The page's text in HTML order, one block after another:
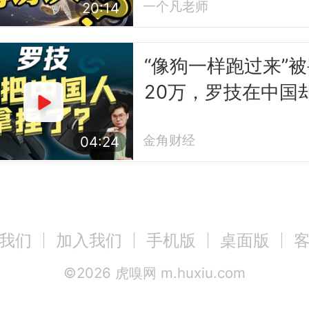
20:14 让？
一个凡老师
04:24
“像狗一样跑过来”
20万，罗技在中国
金角财经
们 加入我们 手机版 桌面版
©2026 虎嗅网 m.huxiu.com